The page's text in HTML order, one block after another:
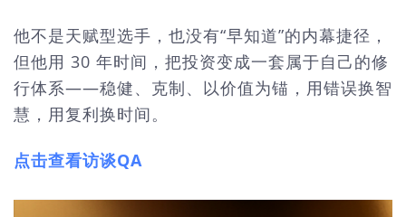
他不是天赋型选手，也没有“早知道”的内幕捷径，
但他用 30 年时间，把投资变成一套属于自己的修
行体系——稳健、克制、以价值为锚，用错误换智
慧，用复利换时间。
点击查看访谈QA